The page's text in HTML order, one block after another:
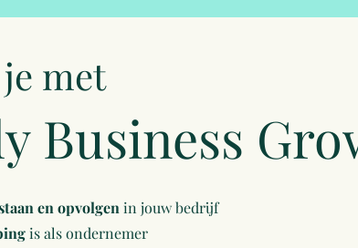
met
Business
en opvolgen in jouw bedrijf
is als ondernemer